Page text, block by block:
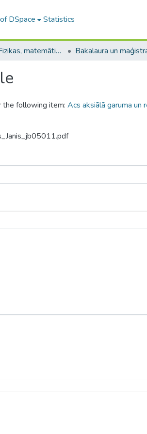
DSpace Statistics
B --- Bij. Fizikas, matemātikas un optometrijas fakultātes studentu noslēguma darbi / Faculty of Physics, Mathematics and Optometry - Graduate works
the following item: Acs aksiālā garuma un